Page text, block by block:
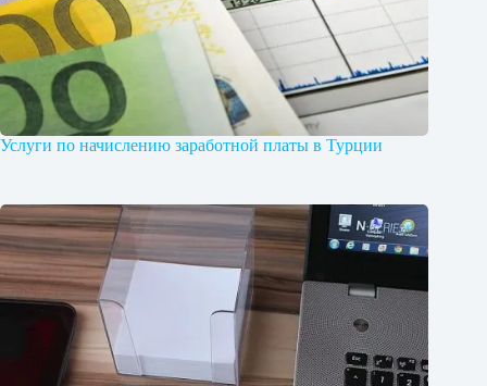
Услуги по начислению заработной платы в Турции